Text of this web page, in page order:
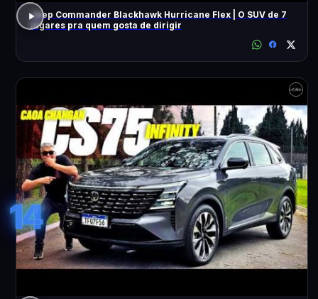
Jeep Commander Blackhawk Hurricane Flex | O SUV de 7
lugares pra quem gosta de dirigir
14